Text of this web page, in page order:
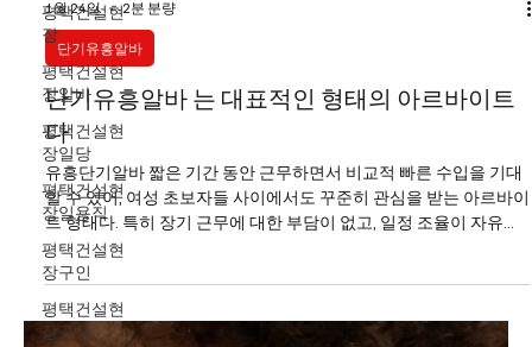
평택건설현
장
평택건설현
장알바
평택건설현
장일당
평택건설현
장일용직
평택건설현
장구인
평택건설현
장구직
1월 24일 2분 분량
단기유흥알바
단기유흥알바 는 대표적인 형태의 아르바이트
다
유흥단기알바 짧은 기간 동안 근무하면서 비교적 빠른 수입을 기대
할 수 있어, 여성 초보자들 사이에서도 꾸준히 관심을 받는 아르바이
트 형태다. 특히 장기 근무에 대한 부담이 없고, 일정 조율이 자유롭
다는 점에서 처음 유흥알바를 고민하는 사람들에게 현실적인 선택
지로 여겨진다. 최근에는 단기 근무를 전제로 한 구인 공고가 늘어나
면서, 단기유흥알바 초보자도 비교적 쉽게 정보를 접할 수 있는 환경